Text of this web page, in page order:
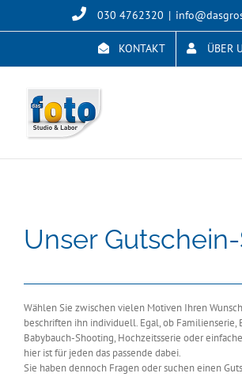
030 4762320 |
KONTAKT ÜBER
Unser
Wählen Sie zwischen vielen Motiven Ihren
beschriften ihn individuell. Egal, ob Familienserie,
Babybauch-Shooting, Hochzeitsserie oder
hier ist für jeden das passende dabei.
Sie haben dennoch Fragen oder suchen einen